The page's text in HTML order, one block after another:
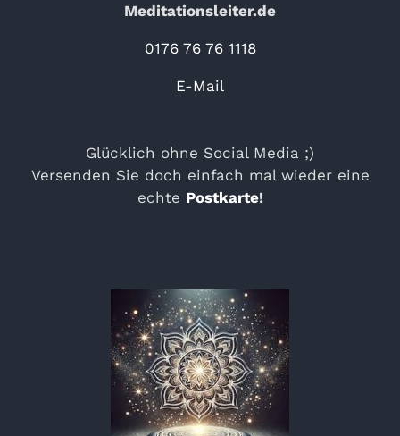
Meditationsleiter.de
0176 76 76 1118
E-Mail
Glücklich ohne Social Media ;)
Versenden Sie doch einfach mal wieder eine
echte Postkarte!